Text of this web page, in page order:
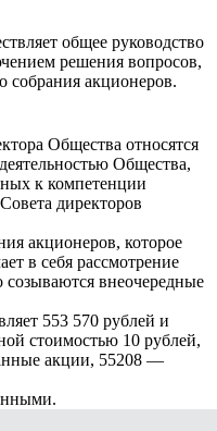
общее руководство
решения вопросов,
акционеров.
Общества относятся
Общества,
к компетенции
директоров
акционеров, которое
в себя рассмотрение
внеочередные
553 570 рублей и
стоимостью 10 рублей,
акции, 55208 —